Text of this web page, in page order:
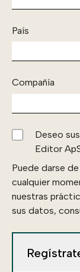
País
Compañía
Deseo
Editor
Puede darse
cualquier
nuestras
sus datos,